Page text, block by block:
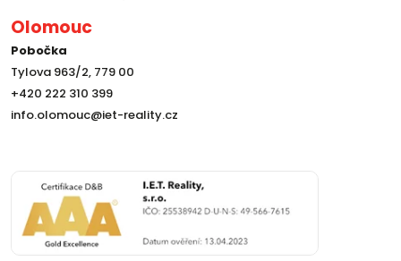
Olomouc
Pobočka
Tylova 963/2, 779 00
+420 222 310 399
info.olomouc@iet-reality.cz